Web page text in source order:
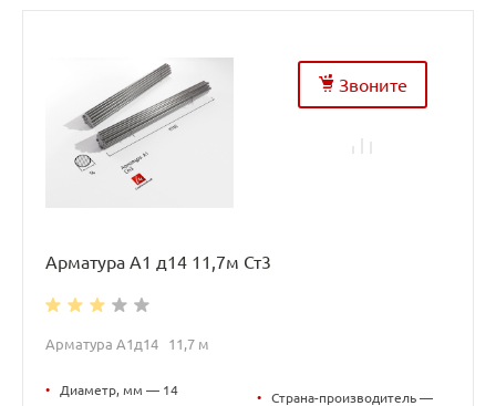
Звоните
Арматура А1 д14 11,7м Ст3
Арматура А1д14 11,7 м
• Диаметр, мм — 14
•
Страна-производитель —